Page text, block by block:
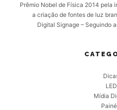
Prêmio Nobel de Física 2014 pela
a criação de fontes de luz
Digital Signage – Seguindo
LED
Mídia